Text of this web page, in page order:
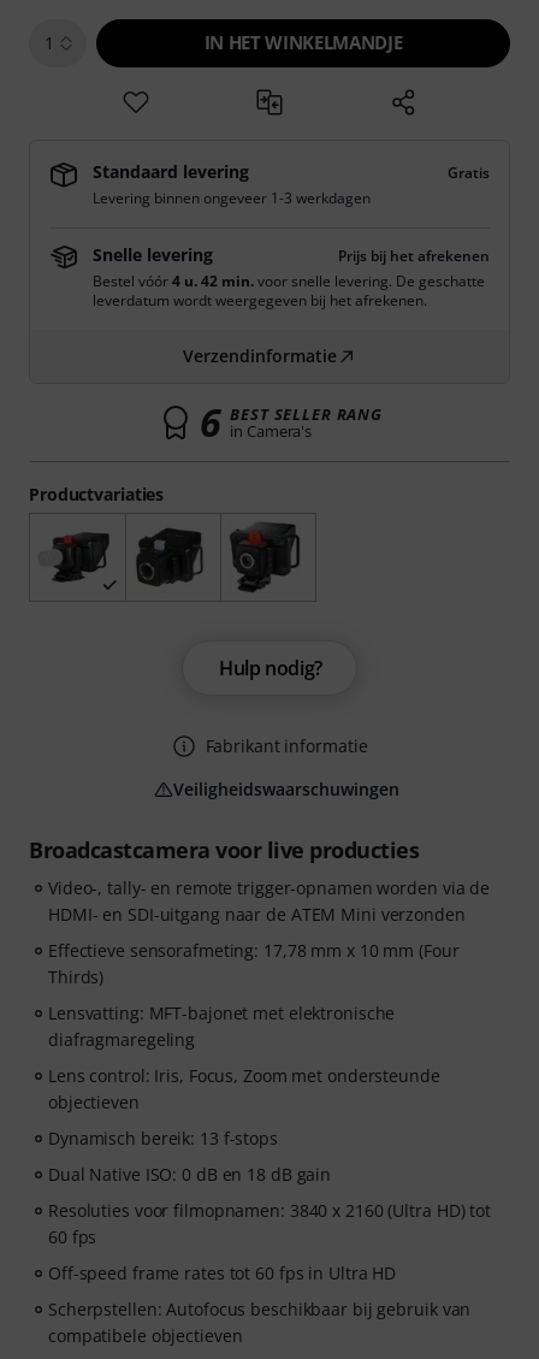
Broadcastcamera voor live producties
Video-, tally- en remote trigger-opnamen worden via de
HDMI- en SDI-uitgang naar de ATEM Mini verzonden
Effectieve sensorafmeting: 17,78 mm x 10 mm (Four
Thirds)
Lensvatting: MFT-bajonet met elektronische
diafragmaregeling
Lens control: Iris, Focus, Zoom met ondersteunde
objectieven
Dynamisch bereik: 13 f-stops
Dual Native ISO: 0 dB en 18 dB gain
Resoluties voor filmopnamen: 3840 x 2160 (Ultra HD) tot
60 fps
Off-speed frame rates tot 60 fps in Ultra HD
Scherpstellen: Autofocus beschikbaar bij gebruik van
compatibele objectieven
Productvariaties
1 IN HET WINKELMANDJE
Standaard levering
Gratis
Levering binnen ongeveer 1-3 werkdagen
Snelle levering
Prijs bij het afrekenen
Bestel vóór4 u. 42 min.voor snelle levering. De geschatte
leverdatum wordt weergegeven bij het afrekenen.
Verzendinformatie
6 BEST SELLER RANG
in Camera's
Hulp nodig?
Fabrikant informatie
Veiligheidswaarschuwingen